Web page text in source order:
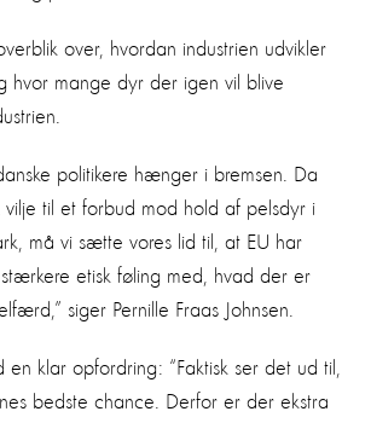
over, hvordan industrien udvikler
hvor mange dyr der igen vil blive
politikere hænger i bremsen. Da
vilje til et forbud mod hold af pelsdyr i
må vi sætte vores lid til, at EU har
etisk føling med, hvad der er
siger Pernille Fraas Johnsen.
en klar opfordring: “Faktisk ser det ud til,
bedste chance. Derfor er der ekstra